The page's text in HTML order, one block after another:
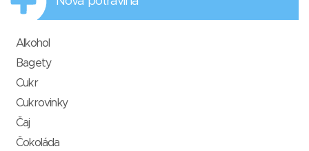
Alkohol
Bagety
Cukr
Cukrovinky
Čaj
Čokoláda